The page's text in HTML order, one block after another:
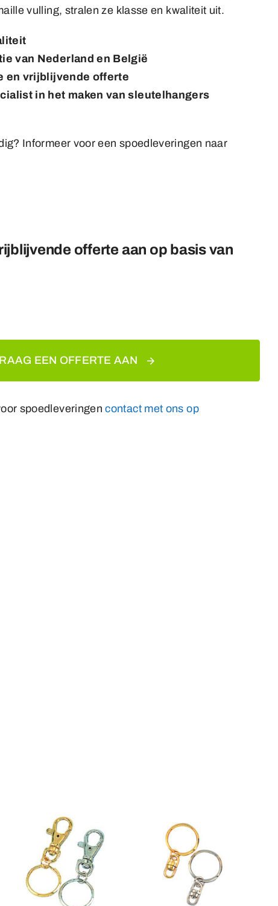
vulling, stralen ze klasse en kwaliteit uit.
van Nederland en België
en vrijblijvende offerte
in het maken van sleutelhangers
Informeer voor een spoedleveringen naar
offerte aan op basis van
EEN OFFERTE AAN
spoedleveringencontact met ons op